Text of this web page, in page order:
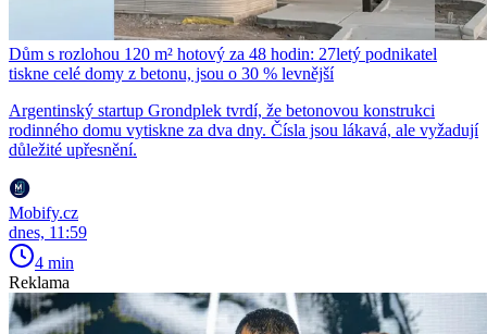
Dům s rozlohou 120 m² hotový za 48 hodin: 27letý podnikatel
tiskne celé domy z betonu, jsou o 30 % levnější
Argentinský startup Grondplek tvrdí, že betonovou konstrukci
rodinného domu vytiskne za dva dny. Čísla jsou lákavá, ale vyžadují
důležité upřesnění.
Mobify.cz
dnes, 11:59
4 min
Reklama